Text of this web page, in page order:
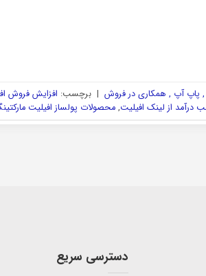
پاپ آپ , همکاری در فروش | برچسب: افزایش فروش
درآمد از لینک افیلیت,محصولات پولساز افیلیت
دسترسی سریع